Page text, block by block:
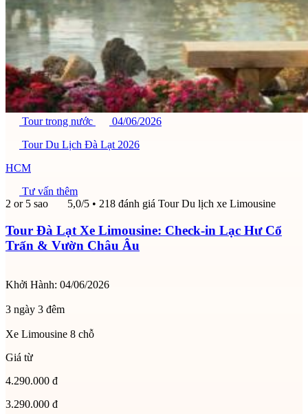
Tour trong nước
04/06/2026
Tour Du Lịch Đà Lạt 2026
HCM
Tư vấn thêm
2 or 5 sao
5,0/5 • 218 đánh giá Tour Du lịch xe Limousine
Tour Đà Lạt Xe Limousine: Check-in Lạc Hư Cổ
Trấn & Vườn Châu Âu
Khởi Hành: 04/06/2026
3 ngày 3 đêm
Xe Limousine 8 chỗ
Giá từ
4.290.000 đ
3.290.000 đ